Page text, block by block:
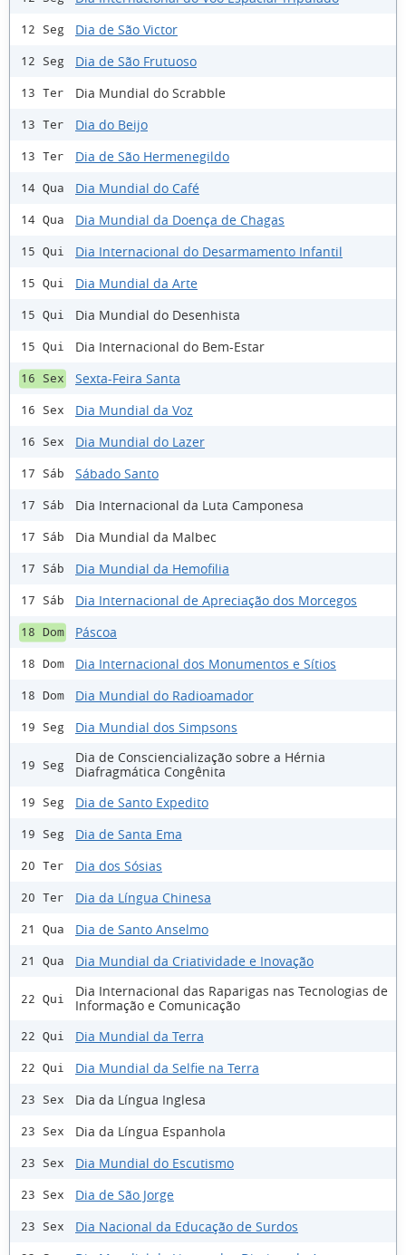
12 Seg Dia de São Victor
12 Seg Dia de São Frutuoso
13 Ter Dia Mundial do Scrabble
13 Ter Dia do Beijo
13 Ter Dia de São Hermenegildo
14 Qua Dia Mundial do Café
14 Qua Dia Mundial da Doença de Chagas
15 Qui Dia Internacional do Desarmamento Infantil
15 Qui Dia Mundial da Arte
15 Qui Dia Mundial do Desenhista
15 Qui Dia Internacional do Bem-Estar
16 Sex Sexta-Feira Santa
16 Sex Dia Mundial da Voz
16 Sex Dia Mundial do Lazer
17 Sáb Sábado Santo
17 Sáb Dia Internacional da Luta Camponesa
17 Sáb Dia Mundial da Malbec
17 Sáb Dia Mundial da Hemofilia
17 Sáb Dia Internacional de Apreciação dos Morcegos
18 Dom Páscoa
18 Dom Dia Internacional dos Monumentos e Sítios
18 Dom Dia Mundial do Radioamador
19 Seg Dia Mundial dos Simpsons
19 Seg
Dia de Consciencialização sobre a Hérnia
Diafragmática Congênita
19 Seg Dia de Santo Expedito
19 Seg Dia de Santa Ema
20 Ter Dia dos Sósias
20 Ter Dia da Língua Chinesa
21 Qua Dia de Santo Anselmo
21 Qua Dia Mundial da Criatividade e Inovação
22 Qui
Dia Internacional das Raparigas nas Tecnologias de
Informação e Comunicação
22 Qui Dia Mundial da Terra
22 Qui Dia Mundial da Selfie na Terra
23 Sex Dia da Língua Inglesa
23 Sex Dia da Língua Espanhola
23 Sex Dia Mundial do Escutismo
23 Sex Dia de São Jorge
23 Sex Dia Nacional da Educação de Surdos